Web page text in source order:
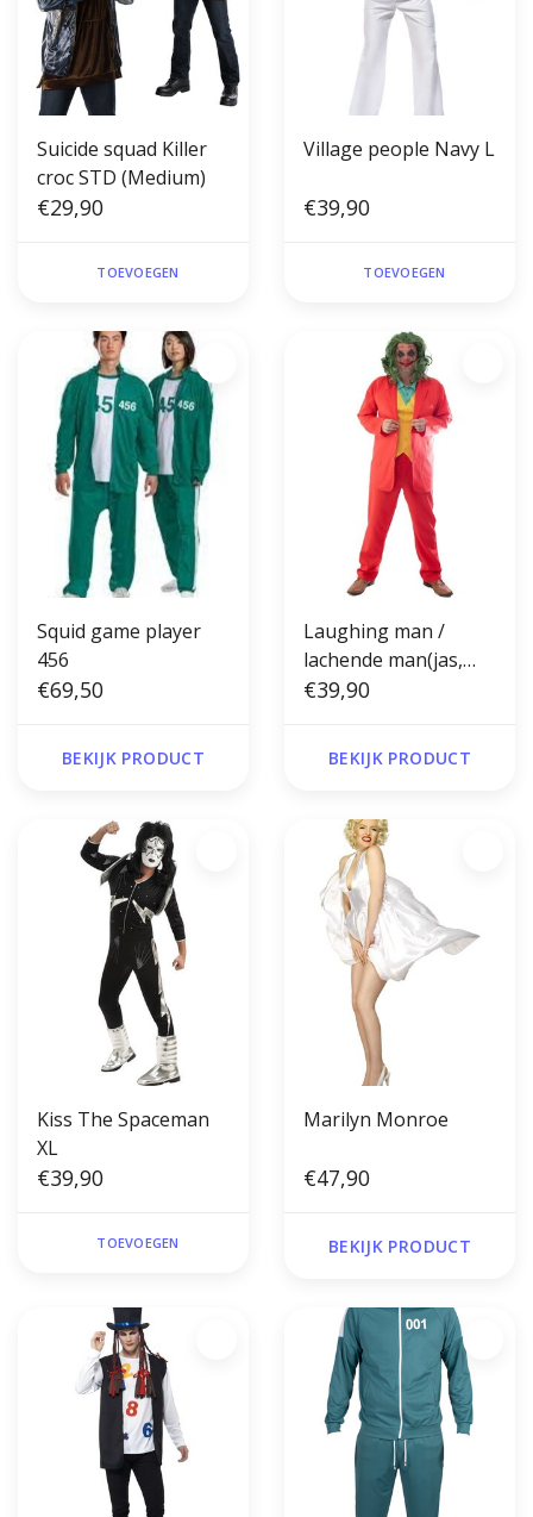
Suicide squad Killer
croc STD (Medium)
€29,90
TOEVOEGEN
Village people Navy L
€39,90
TOEVOEGEN
Squid game player
456
€69,50
BEKIJK PRODUCT
Laughing man /
lachende man(jas,
inzetstuk voor
€39,90
BEKIJK PRODUCT
Kiss The Spaceman
XL
€39,90
TOEVOEGEN
Marilyn Monroe
€47,90
BEKIJK PRODUCT